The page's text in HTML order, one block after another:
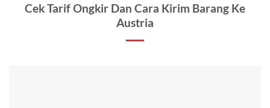
Cek Tarif Ongkir Dan Cara Kirim Barang Ke
Austria